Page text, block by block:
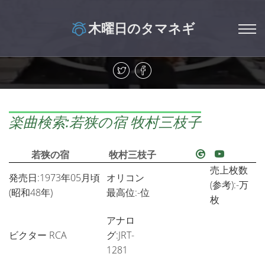
木曜日のタマネギ
楽曲検索:若狭の宿 牧村三枝子
若狭の宿
牧村三枝子
発売日:1973年05月頃
(昭和48年)
オリコン
最高位:-位
売上枚数
(参考):-万
枚
ビクター RCA
アナロ
グ:JRT-
1281